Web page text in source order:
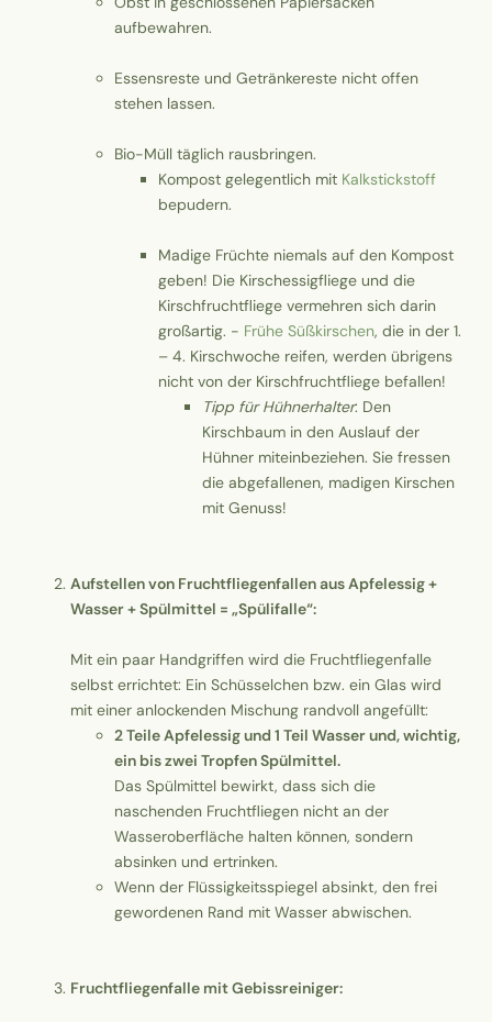
aufbewahren.
Essensreste und Getränkereste nicht offen
stehen lassen.
Bio-Müll täglich rausbringen.
Kompost gelegentlich mit Kalkstickstoff
bepudern.
Madige Früchte niemals auf den Kompost
geben! Die Kirschessigfliege und die
Kirschfruchtfliege vermehren sich darin
großartig. - Frühe Süßkirschen, die in der 1.
– 4. Kirschwoche reifen, werden übrigens
nicht von der Kirschfruchtfliege befallen!
Tipp für Hühnerhalter: Den
Kirschbaum in den Auslauf der
Hühner miteinbeziehen. Sie fressen
die abgefallenen, madigen Kirschen
mit Genuss!
Aufstellen von Fruchtfliegenfallen aus Apfelessig +
Wasser + Spülmittel = „Spülifalle“:
Mit ein paar Handgriffen wird die Fruchtfliegenfalle
selbst errichtet: Ein Schüsselchen bzw. ein Glas wird
mit einer anlockenden Mischung randvoll angefüllt:
2 Teile Apfelessig und 1 Teil Wasser und, wichtig,
ein bis zwei Tropfen Spülmittel.
Das Spülmittel bewirkt, dass sich die
naschenden Fruchtfliegen nicht an der
Wasseroberfläche halten können, sondern
absinken und ertrinken.
Wenn der Flüssigkeitsspiegel absinkt, den frei
gewordenen Rand mit Wasser abwischen.
Fruchtfliegenfalle mit Gebissreiniger: